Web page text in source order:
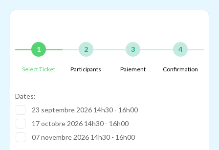
1
Select Ticket
2
Participants
3
Paiement
4
Confirmation
Dates:
23 septembre 2026 14h30 - 16h00
17 octobre 2026 14h30 - 16h00
07 novembre 2026 14h30 - 16h00